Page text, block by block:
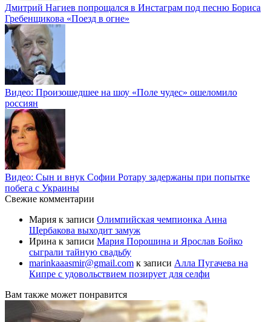
Дмитрий Нагиев попрощался в Инстаграм под песню Бориса
Гребенщикова «Поезд в огне»
Видео: Произошедшее на шоу «Поле чудес» ошеломило
россиян
Видео: Сын и внук Софии Ротару задержаны при попытке
побега с Украины
Свежие комментарии
Мария к записи Олимпийская чемпионка Анна
Щербакова выходит замуж
Ирина к записи Мария Порошина и Ярослав Бойко
сыграли тайную свадьбу
marinkaaasmir@gmail.com к записи Алла Пугачева на
Кипре с удовольствием позирует для селфи
Вам также может понравится